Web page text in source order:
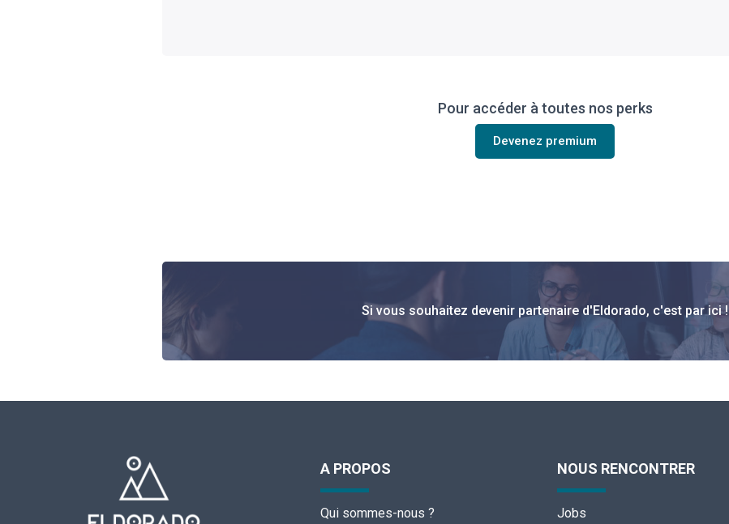
Pour accéder à toutes nos perks
Devenez premium
Si vous souhaitez devenir partenaire d'Eldorado, c'est par ici !
A PROPOS
Qui sommes-nous ?
NOUS RENCONTRER
Jobs